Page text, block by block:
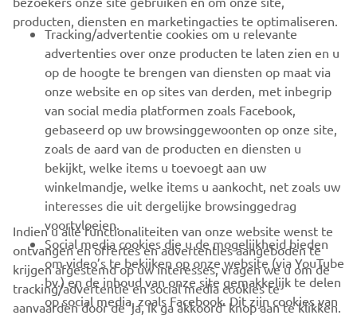
BUSINESS
MEER YAMAHA
SUPPORT
NIEUWSBRIEF
Wees de eerste die meer te weten komt over de nieuwste deals,
speciale evenementen, nieuwe producten en nog veel meer
ABONNEREN
producten, diensten en marketingacties te optimaliseren.
Tracking/advertentie cookies om u relevante
advertenties over onze producten te laten zien en u
op de hoogte te brengen van diensten op maat via
onze website en op sites van derden, met inbegrip
van social media platformen zoals Facebook,
gebaseerd op uw browsinggewoonten op onze site,
zoals de aard van de producten en diensten u
bekijkt, welke items u toevoegt aan uw
winkelmandje, welke items u aankocht, net zoals uw
interesses die uit dergelijke browsinggedrag
voortvloeien.
Social media cookies die u de mogelijkheid bieden
om video’s te bekijken op onze website (via YouTube
bv.) en de inhoud van onze site gemakkelijk te delen
op social media, zoals Facebook. Dit zijn cookies van
Indien u alle functionaliteiten van onze website wenst te
ontvangen en offertes en advertenties aangeboden te
krijgen afgestemd op uw interesses, vragen we u om de
tracking/advertentie en social media cookies te
aanvaarden door de ‘ja, ik ga akkoord’ knop aan te klikken.